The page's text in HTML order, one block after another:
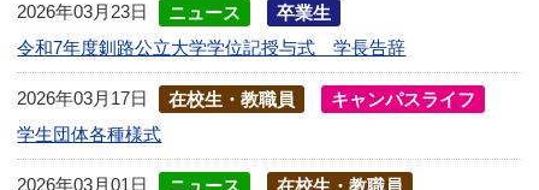
2026年03月23日 ニュース
卒業生
令和7年度釧路公立大学学位記授与式 学長告辞
2026年03月17日 在校生・教職員
キャンパスライフ
学生団体各種様式
2026年03月01日 ニュース
在校生・教職員